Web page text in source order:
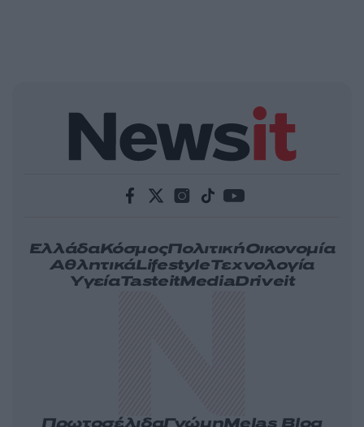
ΕλλάδαΚόσμοςΠολιτικήΟικονομία
ΑθλητικάLifestyleΤεχνολογία
ΥγείαTasteitMediaDriveit